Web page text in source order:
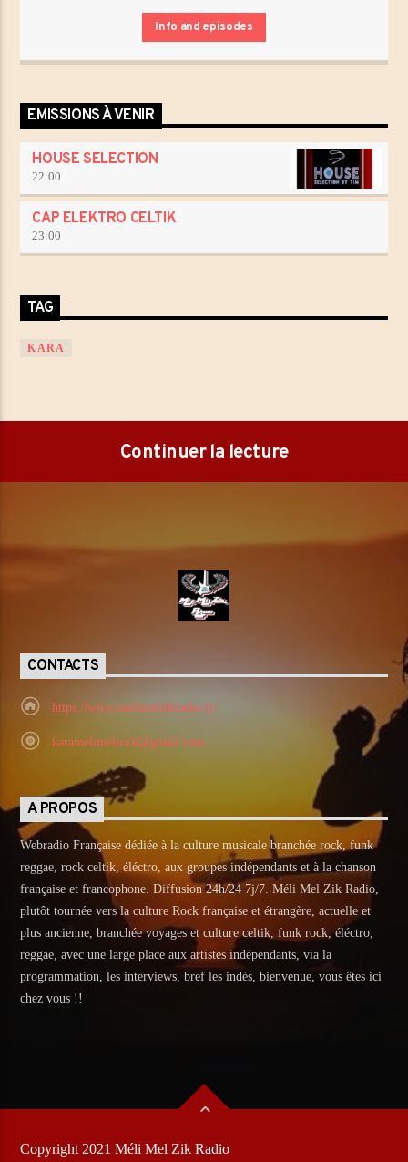
Info and episodes
EMISSIONS À VENIR
HOUSE SELECTION
22:00
CAP ELEKTRO CELTIK
23:00
TAG
KARA
Continuer la lecture
CONTACTS
https://www.melimelzikradio.fr/
karamelimelrock@gmail.com
A PROPOS
Webradio Française dédiée à la culture musicale branchée rock, funk
reggae, rock celtik, éléctro, aux groupes indépendants et à la chanson
française et francophone. Diffusion 24h/24 7j/7. Méli Mel Zik Radio,
plutôt tournée vers la culture Rock française et étrangère, actuelle et
plus ancienne, branchée voyages et culture celtik, funk rock, éléctro,
reggae, avec une large place aux artistes indépendants, via la
programmation, les interviews, bref les indés, bienvenue, vous êtes ici
chez vous !!
Copyright 2021 Méli Mel Zik Radio